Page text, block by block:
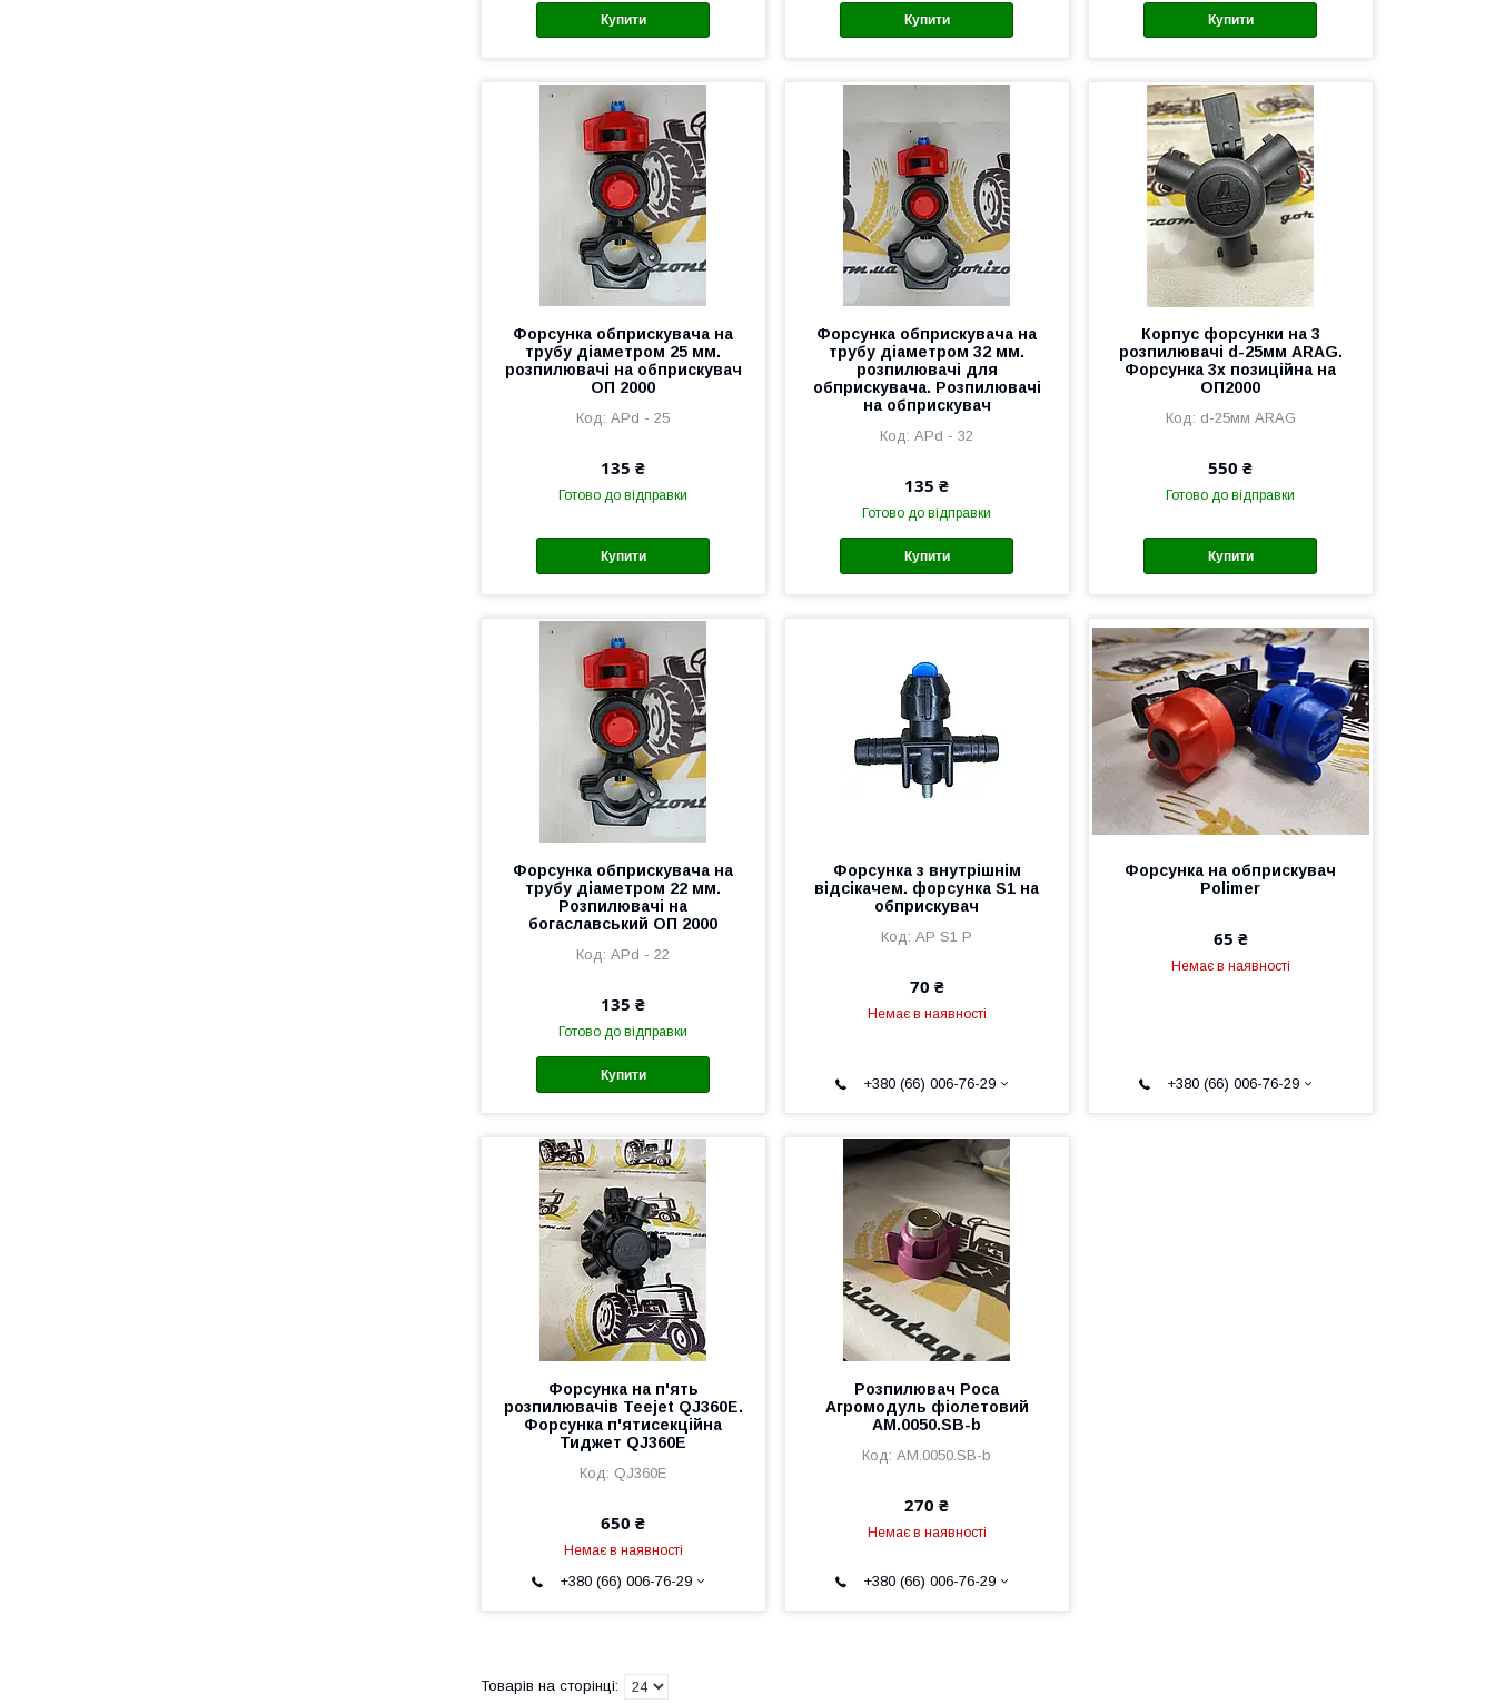
Купити Купити Купити
Форсунка обприскувача на
трубу діаметром 25 мм.
розпилювачі на обприскувач
ОП 2000
АРd - 25
135 ₴
Готово до відправки
Купити
Форсунка обприскувача на
трубу діаметром 32 мм.
розпилювачі для
обприскувача. Розпилювачі
на обприскувач
АРd - 32
135 ₴
Готово до відправки
Купити
Корпус форсунки на 3
розпилювачі d-25мм ARAG.
Форсунка 3х позиційна на
ОП2000
d-25мм ARAG
550 ₴
Готово до відправки
Купити
Форсунка обприскувача на
трубу діаметром 22 мм.
Розпилювачі на
богаславський ОП 2000
АРd - 22
135 ₴
Готово до відправки
Купити
Форсунка з внутрішнім
відсікачем. форсунка S1 на
обприскувач
AP S1 P
70 ₴
Немає в наявності
+380 (66) 006-76-29
Форсунка на обприскувач
Polimer
65 ₴
Немає в наявності
+380 (66) 006-76-29
Форсунка на п'ять
розпилювачів Teejet QJ360E.
Форсунка п'ятисекційна
Тиджет QJ360E
QJ360E
650 ₴
Немає в наявності
+380 (66) 006-76-29
Розпилювач Роса
Агромодуль фіолетовий
AM.0050.SB-b
AM.0050.SB-b
270 ₴
Немає в наявності
+380 (66) 006-76-29